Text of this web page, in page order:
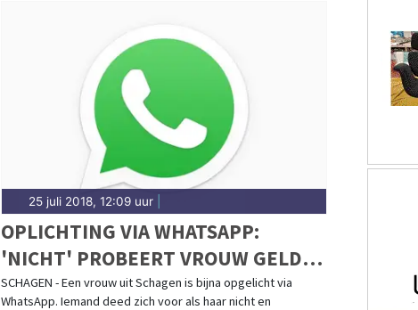
25 juli 2018, 12:09 uur|
OPLICHTING VIA WHATSAPP:
'NICHT' PROBEERT VROUW GELD
AFHANDIG TE MAKEN
SCHAGEN - Een vrouw uit Schagen is bijna opgelicht via
WhatsApp. Iemand deed zich voor als haar nicht en